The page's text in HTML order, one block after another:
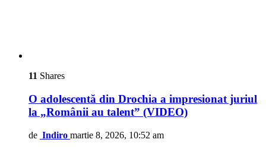
11 Shares
O adolescentă din Drochia a impresionat juriul
la „Românii au talent” (VIDEO)
de Indiro martie 8, 2026, 10:52 am